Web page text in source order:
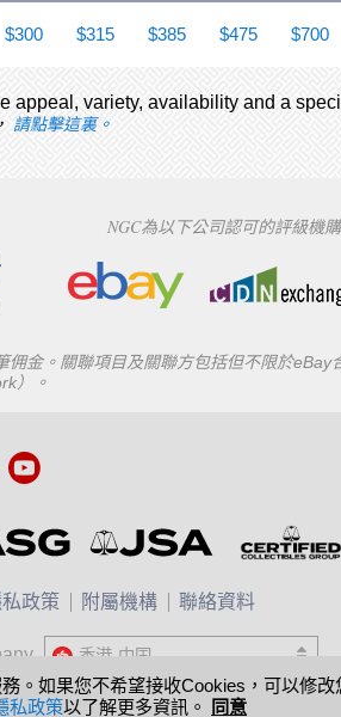
$300 $315 $385 $475 $700
appeal, variety, availability and a
請點擊這裏。
NGC為以下公司認可的評級機購
金。關聯項目及關聯方包括但不限於eBay
）。
私政策 附屬機構 聯絡資料
香港-中国
。如果您不希望接收Cookies，可以修改
私政策以了解更多資訊。 同意